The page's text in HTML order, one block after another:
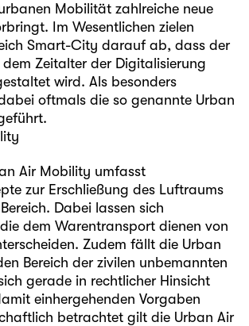
Mobilität zahlreiche neue
Im Wesentlichen zielen
Smart-City darauf ab, dass der
dem Zeitalter der Digitalisierung
wird. Als besonders
oftmals die so genannte Urban
Air Mobility umfasst
zur Erschließung des Luftraums
Dabei lassen sich
dem Warentransport dienen von
Zudem fällt die Urban
Bereich der zivilen unbemannten
gerade in rechtlicher Hinsicht
einhergehenden Vorgaben
betrachtet gilt die Urban Air